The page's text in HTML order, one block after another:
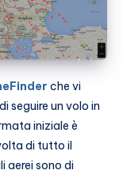
che vi
seguire un volo in
iniziale è
di tutto il
aerei sono di